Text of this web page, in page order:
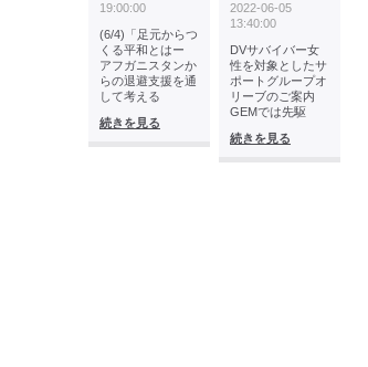
19:00:00
(6/4)「足元からつ
くる平和とはー
アフガニスタンか
らの退避支援を通
して考える
続きを見る
2022-06-05
13:40:00
DVサバイバー女
性を対象としたサ
ポートグループオ
リーブのご案内
GEMでは先駆
続きを見る